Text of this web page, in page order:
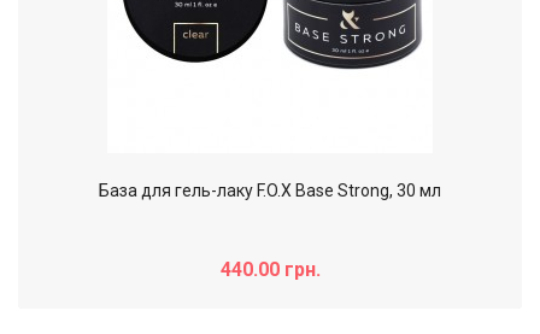
База для гель-лаку F.O.X Base Strong, 30 мл
440.00 грн.